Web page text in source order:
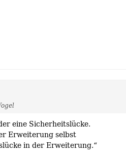
eine Sicherheitslücke.
Erweiterung selbst
in der Erweiterung.“